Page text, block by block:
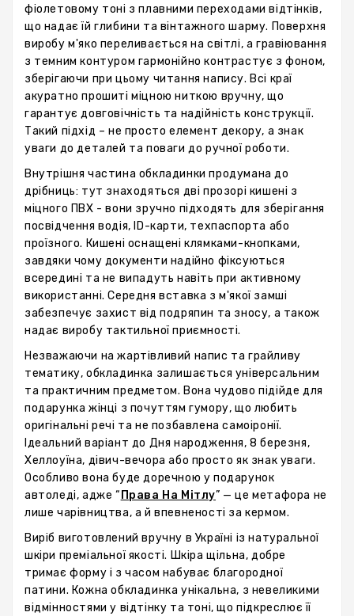
фіолетовому тоні з плавними переходами відтінків,
що надає їй глибини та вінтажного шарму. Поверхня
виробу м'яко переливається на світлі, а гравіювання
з темним контуром гармонійно контрастує з фоном,
зберігаючи при цьому читання напису. Всі краї
акуратно прошиті міцною ниткою вручну, що
гарантує довговічність та надійність конструкції.
Такий підхід – не просто елемент декору, а знак
уваги до деталей та поваги до ручної роботи.
Внутрішня частина обкладинки продумана до
дрібниць: тут знаходяться дві прозорі кишені з
міцного ПВХ - вони зручно підходять для зберігання
посвідчення водія, ID-карти, техпаспорта або
проїзного. Кишені оснащені клямками-кнопками,
завдяки чому документи надійно фіксуються
всередині та не випадуть навіть при активному
використанні. Середня вставка з м'якої замші
забезпечує захист від подряпин та зносу, а також
надає виробу тактильної приємності.
Незважаючи на жартівливий напис та грайливу
тематику, обкладинка залишається універсальним
та практичним предметом. Вона чудово підійде для
подарунка жінці з почуттям гумору, що любить
оригінальні речі та не позбавлена ​​самоіронії.
Ідеальний варіант до Дня народження, 8 березня,
Хеллоуїна, дівич-вечора або просто як знак уваги.
Особливо вона буде доречною у подарунок
автоледі, адже “Права На Мітлу” — це метафора не
лише чарівництва, а й впевненості за кермом.
Виріб виготовлений вручну в Україні із натуральної
шкіри преміальної якості. Шкіра щільна, добре
тримає форму і з часом набуває благородної
патини. Кожна обкладинка унікальна, з невеликими
відмінностями у відтінку та тоні, що підкреслює її